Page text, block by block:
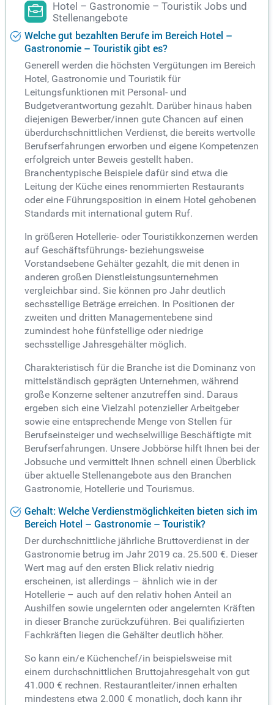
Hotel – Gastronomie – Touristik Jobs und
Stellenangebote
Welche gut bezahlten Berufe im Bereich Hotel –
Gastronomie – Touristik gibt es?
Generell werden die höchsten Vergütungen im Bereich
Hotel, Gastronomie und Touristik für
Leitungsfunktionen mit Personal- und
Budgetverantwortung gezahlt. Darüber hinaus haben
diejenigen Bewerber/innen gute Chancen auf einen
überdurchschnittlichen Verdienst, die bereits wertvolle
Berufserfahrungen erworben und eigene Kompetenzen
erfolgreich unter Beweis gestellt haben.
Branchentypische Beispiele dafür sind etwa die
Leitung der Küche eines renommierten Restaurants
oder eine Führungsposition in einem Hotel gehobenen
Standards mit international gutem Ruf.
In größeren Hotellerie- oder Touristikkonzernen werden
auf Geschäftsführungs- beziehungsweise
Vorstandsebene Gehälter gezahlt, die mit denen in
anderen großen Dienstleistungsunternehmen
vergleichbar sind. Sie können pro Jahr deutlich
sechsstellige Beträge erreichen. In Positionen der
zweiten und dritten Managementebene sind
zumindest hohe fünfstellige oder niedrige
sechsstellige Jahresgehälter möglich.
Charakteristisch für die Branche ist die Dominanz von
mittelständisch geprägten Unternehmen, während
große Konzerne seltener anzutreffen sind. Daraus
ergeben sich eine Vielzahl potenzieller Arbeitgeber
sowie eine entsprechende Menge von Stellen für
Berufseinsteiger und wechselwillige Beschäftigte mit
Berufserfahrungen. Unsere Jobbörse hilft Ihnen bei der
Jobsuche und vermittelt Ihnen schnell einen Überblick
über aktuelle Stellenangebote aus den Branchen
Gastronomie, Hotellerie und Tourismus.
Gehalt: Welche Verdienstmöglichkeiten bieten sich im
Bereich Hotel – Gastronomie – Touristik?
Der durchschnittliche jährliche Bruttoverdienst in der
Gastronomie betrug im Jahr 2019 ca. 25.500 €. Dieser
Wert mag auf den ersten Blick relativ niedrig
erscheinen, ist allerdings – ähnlich wie in der
Hotellerie – auch auf den relativ hohen Anteil an
Aushilfen sowie ungelernten oder angelernten Kräften
in dieser Branche zurückzuführen. Bei qualifizierten
Fachkräften liegen die Gehälter deutlich höher.
So kann ein/e Küchenchef/in beispielsweise mit
einem durchschnittlichen Bruttojahresgehalt von gut
41.000 € rechnen. Restaurantleiter/innen erhalten
mindestens etwa 2.000 € monatlich, doch kann ihr